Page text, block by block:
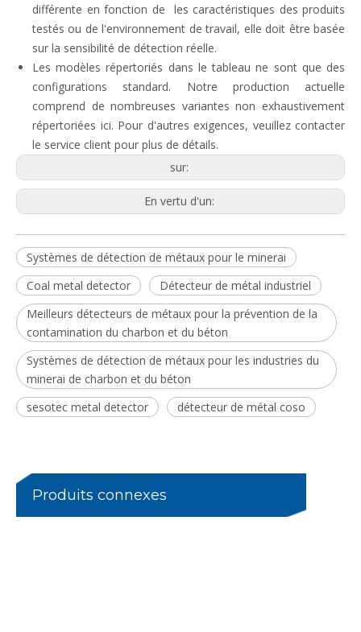
différente en fonction de les caractéristiques des produits
testés ou de l'environnement de travail, elle doit être basée
sur la sensibilité de détection réelle.
Les modèles répertoriés dans le tableau ne sont que des
configurations standard. Notre production actuelle
comprend de nombreuses variantes non exhaustivement
répertoriées ici. Pour d'autres exigences, veuillez contacter
le service client pour plus de détails.
sur:
En vertu d'un:
Systèmes de détection de métaux pour le minerai
Coal metal detector
Détecteur de métal industriel
Meilleurs détecteurs de métaux pour la prévention de la
contamination du charbon et du béton
Systèmes de détection de métaux pour les industries du
minerai de charbon et du béton
sesotec metal detector
détecteur de métal coso
Produits connexes
Détecteur de métaux pour matériaux recyclés
Détecteur de métaux industriel pour le charbon